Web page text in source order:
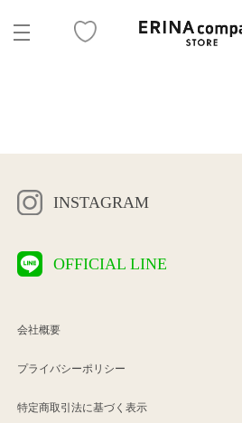
INSTAGRAM
OFFICIAL LINE
会社概要
プライバシーポリシー
特定商取引法に基づく表示